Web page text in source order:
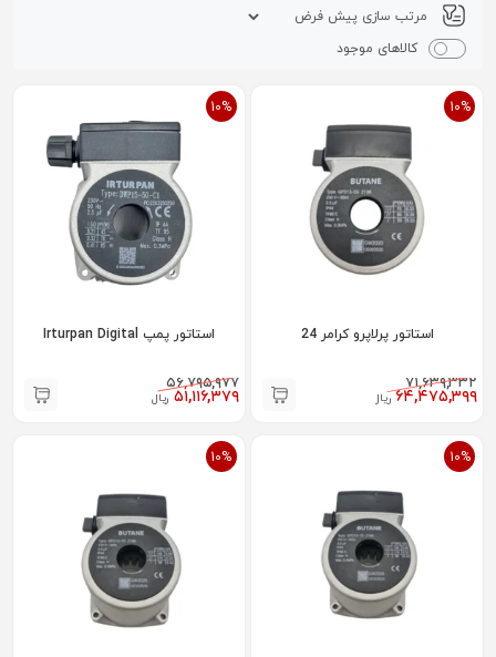
کالاهای موجود
10%
استاتور پرلاپرو کرامر 24
۷۱,۶۳۹,۳۳۲
۶۴,۴۷۵,۳۹۹ ریال
10%
استاتور پمپ Irturpan Digital
۵۶,۷۹۵,۹۷۷
۵۱,۱۱۶,۳۷۹ ریال
10%
10%